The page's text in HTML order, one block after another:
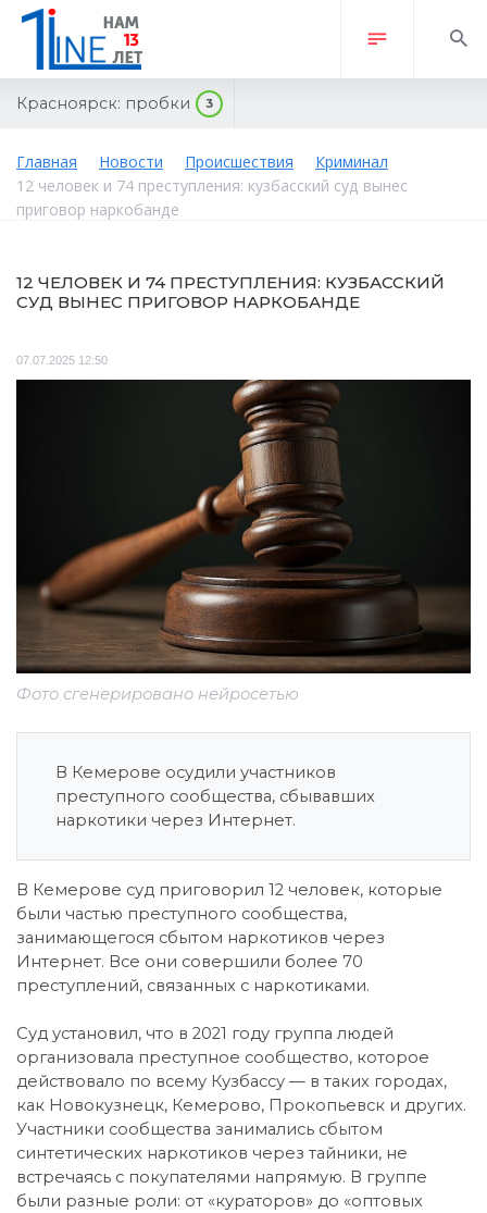
Красноярск: пробки 3
Главная Новости Происшествия
Криминал
12 человек и 74 преступления: кузбасский суд вынес
приговор наркобанде
12 ЧЕЛОВЕК И 74 ПРЕСТУПЛЕНИЯ: КУЗБАССКИЙ
СУД ВЫНЕС ПРИГОВОР НАРКОБАНДЕ
07.07.2025 12:50
Фото сгенерировано нейросетью
В Кемерове осудили участников
преступного сообщества, сбывавших
наркотики через Интернет.
В Кемерове суд приговорил 12 человек, которые
были частью преступного сообщества,
занимающегося сбытом наркотиков через
Интернет. Все они совершили более 70
преступлений, связанных с наркотиками.
Суд установил, что в 2021 году группа людей
организовала преступное сообщество, которое
действовало по всему Кузбассу — в таких городах,
как Новокузнецк, Кемерово, Прокопьевск и других.
Участники сообщества занимались сбытом
синтетических наркотиков через тайники, не
встречаясь с покупателями напрямую. В группе
были разные роли: от «кураторов» до «оптовых